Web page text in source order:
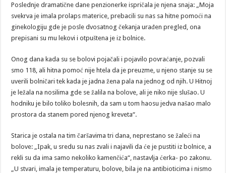
Poslednje dramatične dane penzionerke ispričala je njena snaja: „Moja
svekrva je imala prolaps materice, prebacili su nas sa hitne pomoći na
ginekologiju gde je posle dvosatnog čekanja urađen pregled, ona
prepisani su mu lekovi i otpuštena je iz bolnice.
Onog dana kada su se bolovi pojačali i pojavilo povraćanje, pozvali
smo 118, ali hitna pomoć nije htela da je preuzme, u njeno stanje su se
uverili bolničari tek kada je jadna žena pala na jednog od njih. U Hitnoj
je ležala na nosilima gde se žalila na bolove, ali je niko nije slušao. U
hodniku je bilo toliko bolesnih, da sam u tom haosu jedva našao malo
prostora da stanem pored njenog kreveta“.
Starica je ostala na tim čaršavima tri dana, neprestano se žaleći na
bolove: „Ipak, u sredu su nas zvali i najavili da će je pustiti iz bolnice, a
rekli su da ima samo nekoliko kamenčića“, nastavlja ćerka- po zakonu.
„U stvari, imala je temperaturu, bolove, bila je na antibioticima i nismo